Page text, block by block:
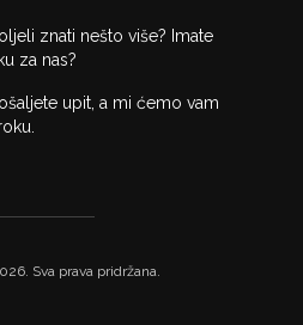
znati nešto više? Imate
za nas?
upit, a mi ćemo vam
Sva prava pridržana.